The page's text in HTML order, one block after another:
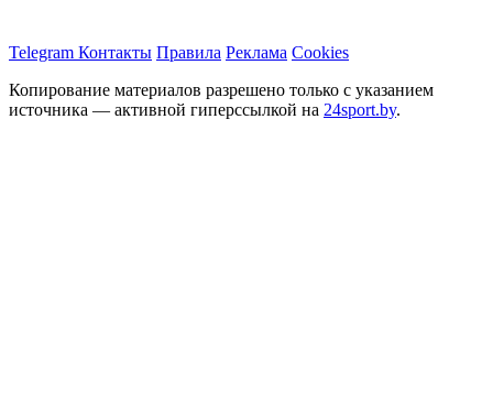
Telegram Контакты Правила Реклама Cookies
Копирование материалов разрешено только с указанием
источника — активной гиперссылкой на 24sport.by.